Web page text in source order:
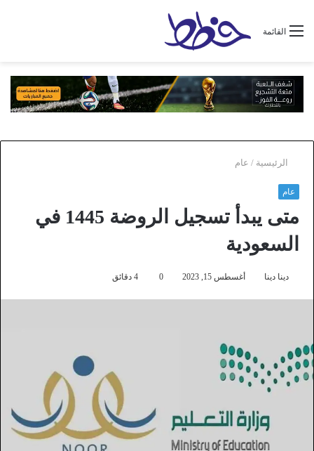
القائمة
الرئيسية / عام
عام
متى يبدأ تسجيل الروضة 1445 في
السعودية
دينا دينا أغسطس 15, 2023 0